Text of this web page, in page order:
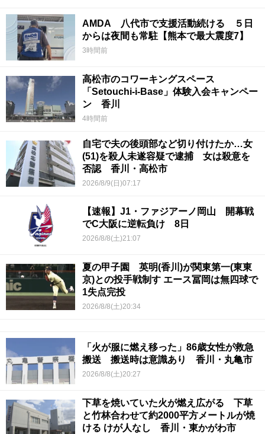
AMDA 八代市で支援活動続ける ５日
からは夜間も常駐【熊本で最大震度7】
3時間前
高松市のコワーキングスペース
「Setouchi-i-Base」体験入会キャンペー
ン 香川
4時間前
自宅で夫の後頭部など切り付けたか…女
(51)を殺人未遂容疑で逮捕 女は殺意を
否認 香川・高松市
2026/8/9(日)07:17
【速報】J1・ファジアーノ岡山 開幕戦
でC大阪に逆転負け 8日
2026/8/8(土)21:07
夏の甲子園 英明(香川)が関東第一(東東
京)との投手戦制す エース冨岡は無四球で
1失点完投
2026/8/8(土)20:34
「火が服に燃え移った」86歳女性が救急
搬送 搬送時は意識あり 香川・丸亀市
2026/8/8(土)20:27
下草を焼いていた火が燃え広がる 下草
と竹林合わせて約2000平方メートルが焼
ける けが人なし 香川・東かがわ市